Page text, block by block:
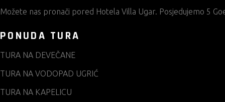
Možete nas pronači pored Hotela Villa Ugar. Posjedujemo 5
PONUDA TURA
TURA NA DEVEČANE
TURA NA VODOPAD UGRIĆ
TURA NA KAPELICU